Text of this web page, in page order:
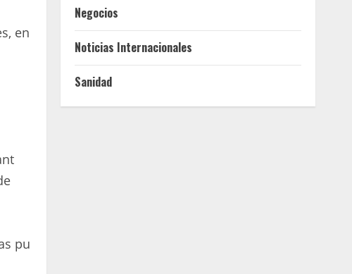
en
pu
Negocios
Noticias Internacionales
Sanidad